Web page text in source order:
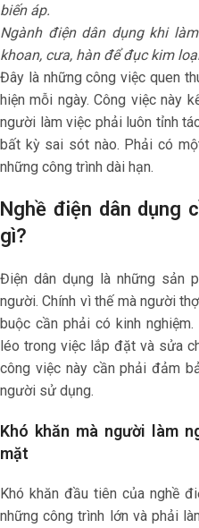
biến áp.
Ngành điện dân dụng khi
khoan, cưa, hàn để đục kim
Đây là những công việc quen
hiện mỗi ngày. Công việc này
người làm việc phải luôn tỉnh
bất kỳ sai sót nào. Phải có
những công trình dài hạn.
Nghề điện dân dụng
gì?
Điện dân dụng là những sản
người. Chính vì thế mà người
buộc cần phải có kinh
léo trong việc lắp đặt và sửa
công việc này cần phải đảm
người sử dụng.
Khó khăn mà người làm
mặt
Khó khăn đầu tiên của nghề
những công trình lớn và phải